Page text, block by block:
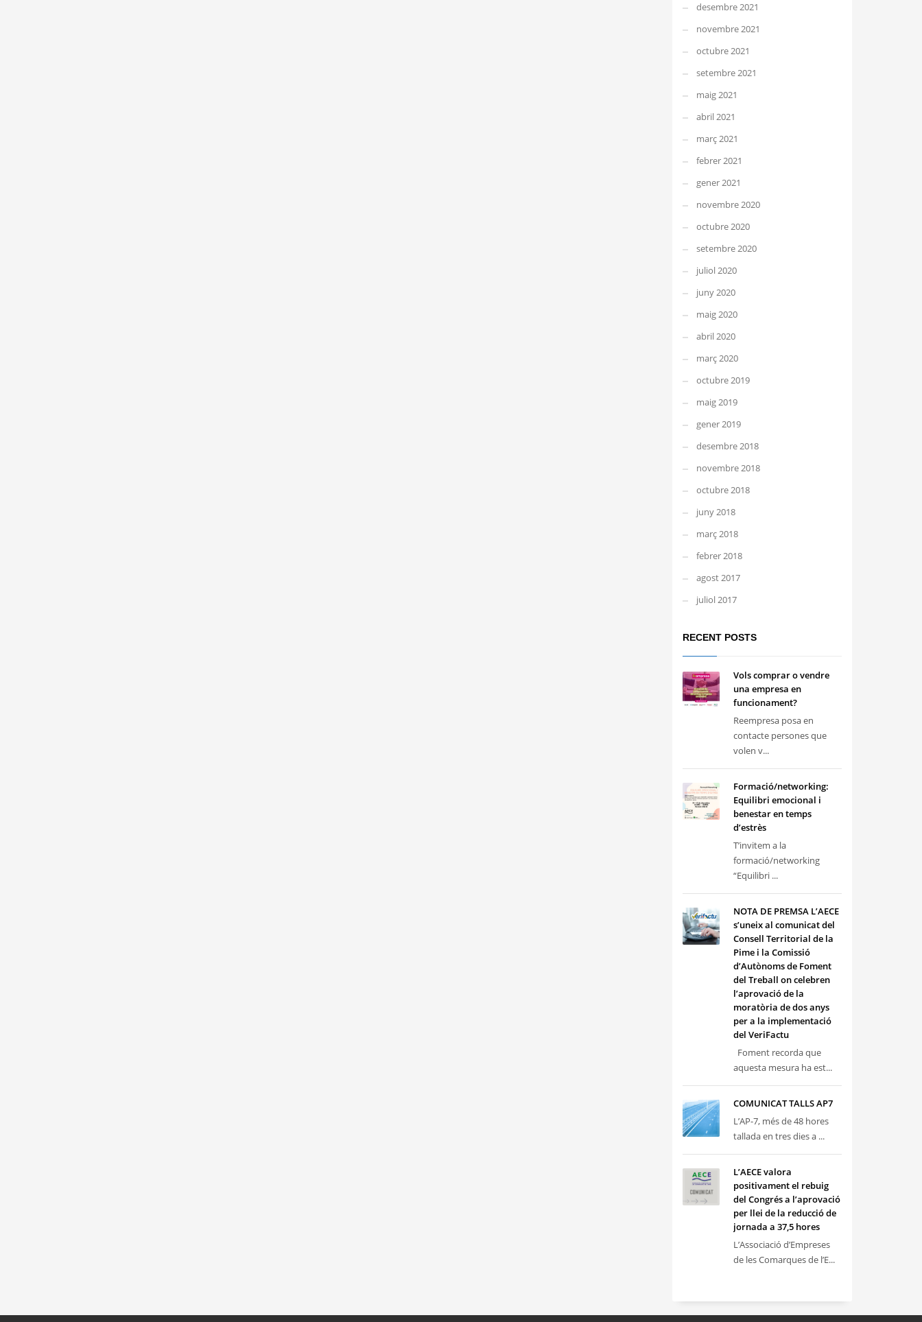
desembre 2021
novembre 2021
octubre 2021
setembre 2021
maig 2021
abril 2021
març 2021
febrer 2021
gener 2021
novembre 2020
octubre 2020
setembre 2020
juliol 2020
juny 2020
maig 2020
abril 2020
març 2020
octubre 2019
maig 2019
gener 2019
desembre 2018
novembre 2018
octubre 2018
juny 2018
març 2018
febrer 2018
agost 2017
juliol 2017
RECENT POSTS
Vols comprar o vendre
una empresa en
funcionament?
Reempresa posa en
contacte persones que
volen v...
Formació/networking:
Equilibri emocional i
benestar en temps
d’estrès
T’invitem a la
formació/networking
“Equilibri ...
NOTA DE PREMSA L’AECE
s’uneix al comunicat del
Consell Territorial de la
Pime i la Comissió
d’Autònoms de Foment
del Treball on celebren
l’aprovació de la
moratòria de dos anys
per a la implementació
del VeriFactu
Foment recorda que
aquesta mesura ha est...
COMUNICAT TALLS AP7
L’AP-7, més de 48 hores
tallada en tres dies a ...
L’AECE valora
positivament el rebuig
del Congrés a l’aprovació
per llei de la reducció de
jornada a 37,5 hores
L’Associació d’Empreses
de les Comarques de l’E...